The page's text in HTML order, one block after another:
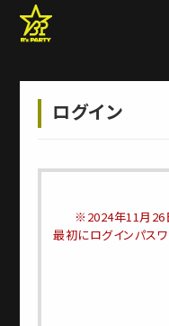
ログイン
※2024年11月26
最初にログインパス